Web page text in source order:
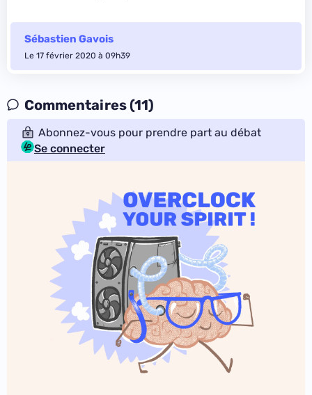
Sébastien Gavois
Le 17 février 2020 à 09h39
Commentaires (11)
Abonnez-vous pour prendre part au débat
Se connecter